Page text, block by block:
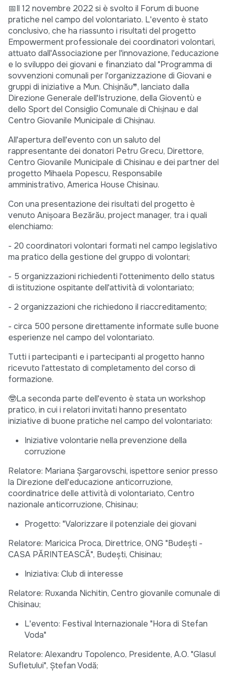
📅Il 12 novembre 2022 si è svolto il Forum di buone
pratiche nel campo del volontariato. L'evento è stato
conclusivo, che ha riassunto i risultati del progetto
Empowerment professionale dei coordinatori volontari,
attuato dall'Associazione per l'innovazione, l'educazione
e lo sviluppo dei giovani e finanziato dal "Programma di
sovvenzioni comunali per l'organizzazione di Giovani e
gruppi di iniziative a Mun. Chis̗inău❞, lanciato dalla
Direzione Generale dell'Istruzione, della Gioventù e
dello Sport del Consiglio Comunale di Chis̗inau e dal
Centro Giovanile Municipale di Chis̗inau.
All'apertura dell'evento con un saluto del
rappresentante dei donatori Petru Grecu, Direttore,
Centro Giovanile Municipale di Chisinau e dei partner del
progetto Mihaela Popescu, Responsabile
amministrativo, America House Chisinau.
Con una presentazione dei risultati del progetto è
venuto Anișoara Bezărău, project manager, tra i quali
elenchiamo:
- 20 coordinatori volontari formati nel campo legislativo
ma pratico della gestione del gruppo di volontari;
- 5 organizzazioni richiedenti l'ottenimento dello status
di istituzione ospitante dell'attività di volontariato;
- 2 organizzazioni che richiedono il riaccreditamento;
- circa 500 persone direttamente informate sulle buone
esperienze nel campo del volontariato.
Tutti i partecipanti e i partecipanti al progetto hanno
ricevuto l'attestato di completamento del corso di
formazione.
🤓La seconda parte dell'evento è stata un workshop
pratico, in cui i relatori invitati hanno presentato
iniziative di buone pratiche nel campo del volontariato:
Iniziative volontarie nella prevenzione della
corruzione
Relatore: Mariana Șargarovschi, ispettore senior presso
la Direzione dell'educazione anticorruzione,
coordinatrice delle attività di volontariato, Centro
nazionale anticorruzione, Chisinau;
Progetto: "Valorizzare il potenziale dei giovani
Relatore: Maricica Proca, Direttrice, ONG "Budeşti -
CASA PĂRINTEASCĂ", Budeşti, Chisinau;
Iniziativa: Club di interesse
Relatore: Ruxanda Nichitin, Centro giovanile comunale di
Chisinau;
L'evento: Festival Internazionale "Hora di Stefan
Voda"
Relatore: Alexandru Topolenco, Presidente, A.O. "Glasul
Sufletului", Ştefan Vodă;